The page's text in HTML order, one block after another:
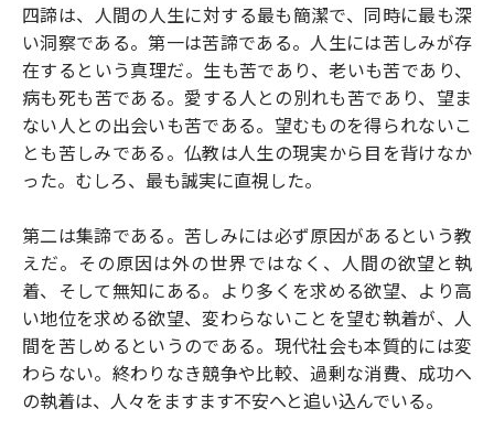
四諦は、人間の人生に対する最も簡潔で、同時に最も深
い洞察である。第一は苦諦である。人生には苦しみが存
在するという真理だ。生も苦であり、老いも苦であり、
病も死も苦である。愛する人との別れも苦であり、望ま
ない人との出会いも苦である。望むものを得られないこ
とも苦しみである。仏教は人生の現実から目を背けなか
った。むしろ、最も誠実に直視した。
第二は集諦である。苦しみには必ず原因があるという教
えだ。その原因は外の世界ではなく、人間の欲望と執
着、そして無知にある。より多くを求める欲望、より高
い地位を求める欲望、変わらないことを望む執着が、人
間を苦しめるというのである。現代社会も本質的には変
わらない。終わりなき競争や比較、過剰な消費、成功へ
の執着は、人々をますます不安へと追い込んでいる。